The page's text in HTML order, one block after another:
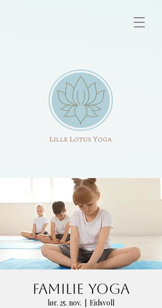
Familie Yoga
lør. 25. nov.
Eidsvoll